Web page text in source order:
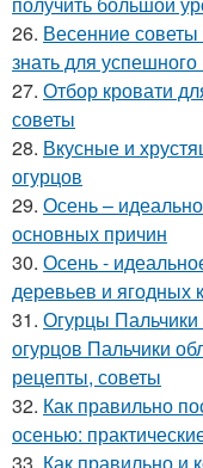
26. Весенние
знать для
27. Отбор кровати
советы
28. Вкусные и
огурцов
29. Осень –
основных причин
30. Осень -
деревьев и ягодных
31. Огурцы
огурцов Пальчики
рецепты, советы
32. Как правильно
осенью:
33. Как правильно и